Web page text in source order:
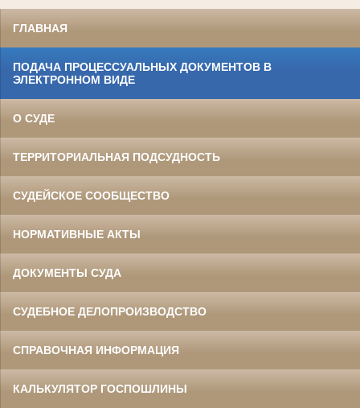
ГЛАВНАЯ
ПОДАЧА ПРОЦЕССУАЛЬНЫХ ДОКУМЕНТОВ В
ЭЛЕКТРОННОМ ВИДЕ
О СУДЕ
ТЕРРИТОРИАЛЬНАЯ ПОДСУДНОСТЬ
СУДЕЙСКОЕ СООБЩЕСТВО
НОРМАТИВНЫЕ АКТЫ
ДОКУМЕНТЫ СУДА
СУДЕБНОЕ ДЕЛОПРОИЗВОДСТВО
СПРАВОЧНАЯ ИНФОРМАЦИЯ
КАЛЬКУЛЯТОР ГОСПОШЛИНЫ